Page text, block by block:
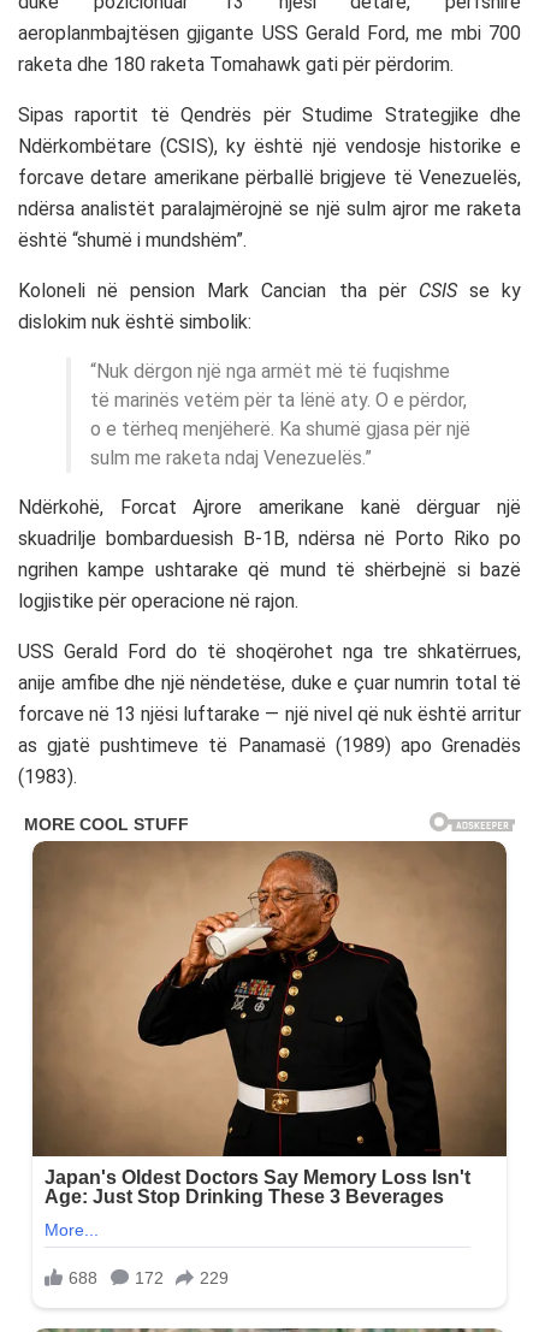
aeroplanmbajtësen gjigante USS Gerald Ford, me mbi 700
raketa dhe 180 raketa Tomahawk gati për përdorim.
Sipas raportit të Qendrës për Studime Strategjike dhe
Ndërkombëtare (CSIS), ky është një vendosje historike e
forcave detare amerikane përballë brigjeve të Venezuelës,
ndërsa analistët paralajmërojnë se një sulm ajror me raketa
është “shumë i mundshëm”.
Koloneli në pension Mark Cancian tha për CSISse ky
dislokim nuk është simbolik:
“Nuk dërgon një nga armët më të fuqishme
të marinës vetëm për ta lënë aty. O e përdor,
o e tërheq menjëherë. Ka shumë gjasa për një
sulm me raketa ndaj Venezuelës.”
Ndërkohë, Forcat Ajrore amerikane kanë dërguar një
skuadrilje bombarduesish B-1B, ndërsa në Porto Riko po
ngrihen kampe ushtarake që mund të shërbejnë si bazë
logjistike për operacione në rajon.
USS Gerald Ford do të shoqërohet nga tre shkatërrues,
anije amfibe dhe një nëndetëse, duke e çuar numrin total të
forcave në 13 njësi luftarake — një nivel që nuk është arritur
as gjatë pushtimeve të Panamasë (1989) apo Grenadës
(1983).